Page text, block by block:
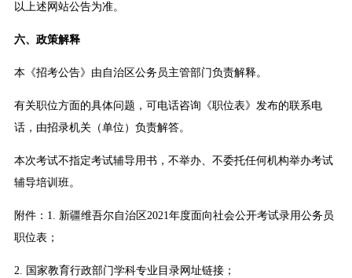
以上述网站公告为准。
六、政策解释
本《招考公告》由自治区公务员主管部门负责解释。
有关职位方面的具体问题，可电话咨询《职位表》发布的联系电
话，由招录机关（单位）负责解答。
本次考试不指定考试辅导用书，不举办、不委托任何机构举办考试
辅导培训班。
附件：1. 新疆维吾尔自治区2021年度面向社会公开考试录用公务员
职位表；
2. 国家教育行政部门学科专业目录网址链接；